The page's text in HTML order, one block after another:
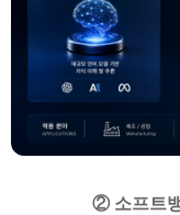
② 소프트